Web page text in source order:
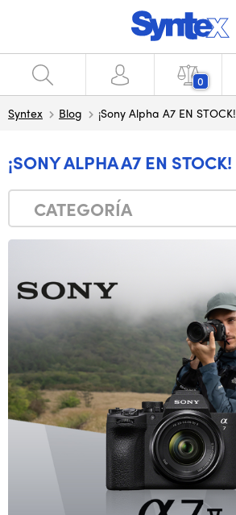
0
Syntex Blog ¡Sony Alpha A7 EN STOCK!
¡SONY ALPHA A7 EN STOCK!
CATEGORÍA